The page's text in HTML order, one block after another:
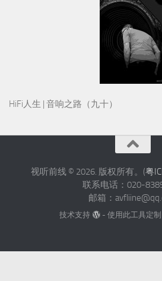
HiFi人生 | 音响之路（九十）
视听前线 © 2026. 版权所有。(粤
联系电话：020-
邮箱：
技术支持 - 使用此工具定制